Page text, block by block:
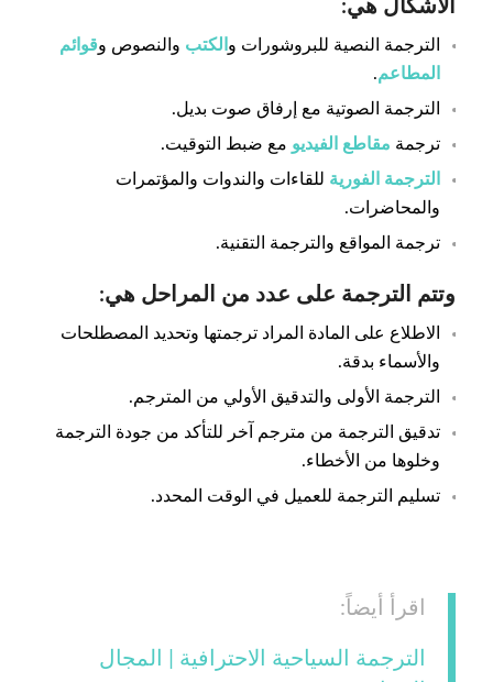
الأشكال هي:
الترجمة النصية للبروشورات و الكتب والنصوص وقوائم
المطاعم.
الترجمة الصوتية مع إرفاق صوت بديل.
ترجمة مقاطع الفيديو مع ضبط التوقيت.
الترجمة الفورية للقاءات والندوات والمؤتمرات
والمحاضرات.
ترجمة المواقع والترجمة التقنية.
وتتم الترجمة على عدد من المراحل هي:
الاطلاع على المادة المراد ترجمتها وتحديد المصطلحات
والأسماء بدقة.
الترجمة الأولى والتدقيق الأولي من المترجم.
تدقيق الترجمة من مترجم آخر للتأكد من جودة الترجمة
وخلوها من الأخطاء.
تسليم الترجمة للعميل في الوقت المحدد.
اقرأ أيضاً:
الترجمة السياحية الاحترافية | المجال